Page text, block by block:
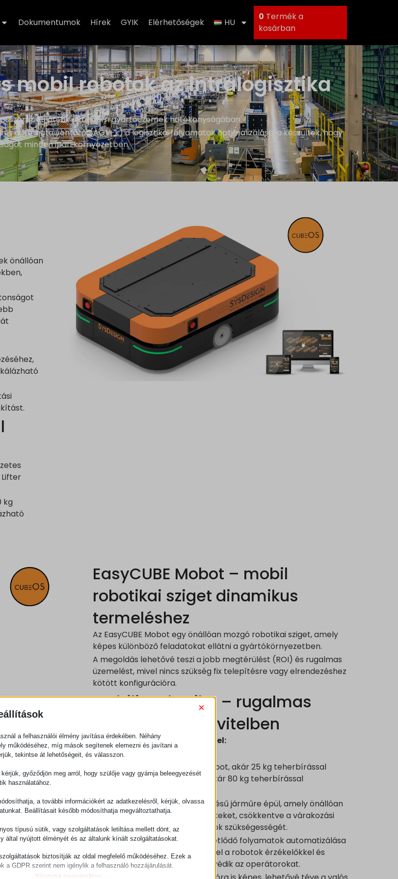
Dokumentumok Hírek GYIK Elérhetőségek HU
0 Termék a
kosárban
mobil robotok az intralogisztika
játszik a modern gyártóüzemek hatékonyságában.
és automata vontatói (AGV-k) a logisztikai folyamatok optimalizálására készültek, hogy
minden ipari környezetben.
önállóan
kg
EasyCUBE Mobot – mobil
robotikai sziget dinamikus
termeléshez
Az EasyCUBE Mobot egy önállóan mozgó robotikai sziget, amely
képes különböző feladatokat ellátni a gyártókörnyezetben.
A megoldás lehetővé teszi a jobb megtérülést (ROI) és rugalmas
üzemelést, mivel nincs szükség fix telepítésre vagy elrendezéshez
kötött konfigurációra.
Mobilis robotika – rugalmas
megoldás két kivitelben
A Mobot két verzióban érhető el:
– kollaboratív robot, akár 25 kg teherbírással
– Heavy Mobot– ipari robot, akár 80 kg teherbírással
Mindkét modell autonóm vezérlésű járműre épül, amely önállóan
szállítja az anyagokat és termékeket, csökkentve a várakozási
időt és a manuális beavatkozások szükségességét.
A költségek csökkennek az ismétlődő folyamatok automatizálása
révén, a biztonság pedig nő, mivel a robotok érzékelőkkel és
akadályelkerülő rendszerekkel védik az operátorokat.
×
a felhasználói élmény javítása érdekében. Néhány
működéséhez, míg mások segítenek elemezni és javítani a
tekintse át lehetőségeit, és válasszon.
győződjön meg arról, hogy szülője vagy gyámja beleegyezését
használatához.
a további információkért az adatkezelésről, kérjük, olvassa
Beállításait később módosíthatja megváltoztathatja.
típusú sütik, vagy szolgáltatások letiltása mellett dönt, az
által nyújtott élményét és az általunk kínált szolgáltatásokat.
biztosítják az oldal megfelelő működéséhez. Ezek a
a GDPR szerint nem igénylik a felhasználó hozzájárulását.
Részletek megjelenítése